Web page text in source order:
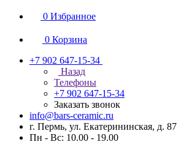
0 Избранное
0 Корзина
+7 902 647-15-34
Назад
Телефоны
+7 902 647-15-34
Заказать звонок
info@bars-ceramic.ru
г. Пермь, ул. Екатерининская, д. 87
Пн - Вс: 10.00 - 19.00